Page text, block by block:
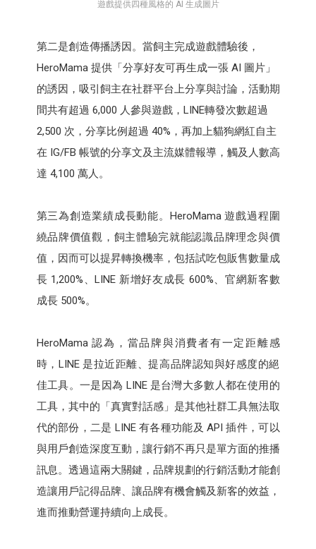
遊戲提供四種風格的 AI 生成圖片
第二是創造傳播誘因。當飼主完成遊戲體驗後，
HeroMama 提供「分享好友可再生成一張 AI 圖片」
的誘因，吸引飼主在社群平台上分享與討論，活動期
間共有超過 6,000 人參與遊戲，LINE轉發次數超過
2,500 次，分享比例超過 40%，再加上貓狗網紅自主
在 IG/FB 帳號的分享文及主流媒體報導，觸及人數高
達 4,100 萬人。
第三為創造業績成長動能。HeroMama 遊戲過程圍
繞品牌價值觀，飼主體驗完就能認識品牌理念與價
值，因而可以提昇轉換機率，包括試吃包販售數量成
長 1,200%、LINE 新增好友成長 600%、官網新客數
成長 500%。
HeroMama 認為，當品牌與消費者有一定距離感
時，LINE 是拉近距離、提高品牌認知與好感度的絕
佳工具。一是因為 LINE 是台灣大多數人都在使用的
工具，其中的「真實對話感」是其他社群工具無法取
代的部份，二是 LINE 有各種功能及 API 插件，可以
與用戶創造深度互動，讓行銷不再只是單方面的推播
訊息。透過這兩大關鍵，品牌規劃的行銷活動才能創
造讓用戶記得品牌、讓品牌有機會觸及新客的效益，
進而推動營運持續向上成長。